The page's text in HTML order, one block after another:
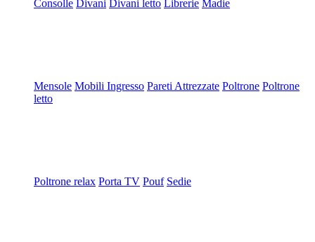
Consolle Divani Divani letto Librerie Madie
Mensole Mobili Ingresso Pareti Attrezzate Poltrone Poltrone
letto
Poltrone relax Porta TV Pouf Sedie